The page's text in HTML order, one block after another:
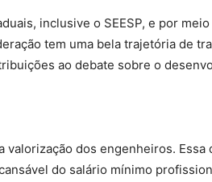
inclusive o SEESP, e por
tem uma bela trajetória de
ao debate sobre o
valorização dos engenheiros.
do salário mínimo